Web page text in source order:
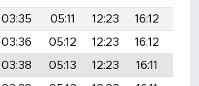
03:35 05:11 12:23 16:12
03:36 05:12 12:23 16:12
03:38 05:13 12:23 16:11